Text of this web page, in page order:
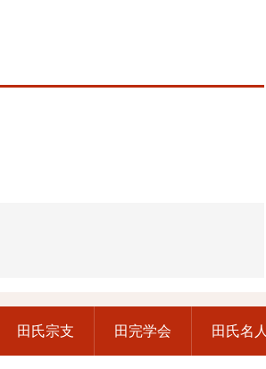
田氏宗支 田完学会 田氏名人